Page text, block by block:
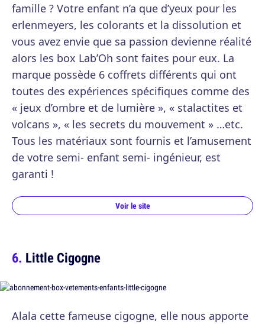
famille ? Votre enfant n’a que d’yeux pour les
erlenmeyers, les colorants et la dissolution et
vous avez envie que sa passion devienne réalité
alors les box Lab’Oh sont faites pour eux. La
marque possède 6 coffrets différents qui ont
toutes des expériences spécifiques comme des
« jeux d’ombre et de lumière », « stalactites et
volcans », « les secrets du mouvement » …etc.
Tous les matériaux sont fournis et l’amusement
de votre semi- enfant semi- ingénieur, est
garanti !
Voir le site
Little Cigogne
Alala cette fameuse cigogne, elle nous apporte